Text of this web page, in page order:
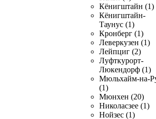
Кёнигштайн (1)
Кёнигштайн-
Таунус (1)
Кронберг (1)
Леверкузен (1)
Лейпциг (2)
Луфткурорт-
Люкендорф (1)
Мюльхайм-на-
(1)
Мюнхен (20)
Николасзее (1)
Нойзес (1)